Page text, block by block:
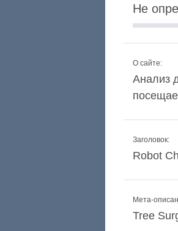
Не
О сайте:
Анализ
Заголовок:
Robot
Мета-
Tree